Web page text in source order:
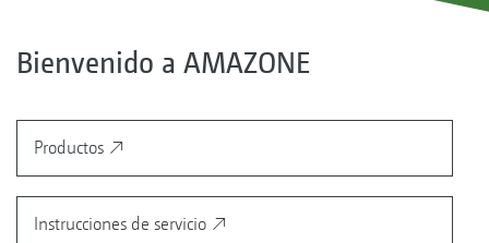
Bienvenido a AMAZONE
Productos
Instrucciones de servicio